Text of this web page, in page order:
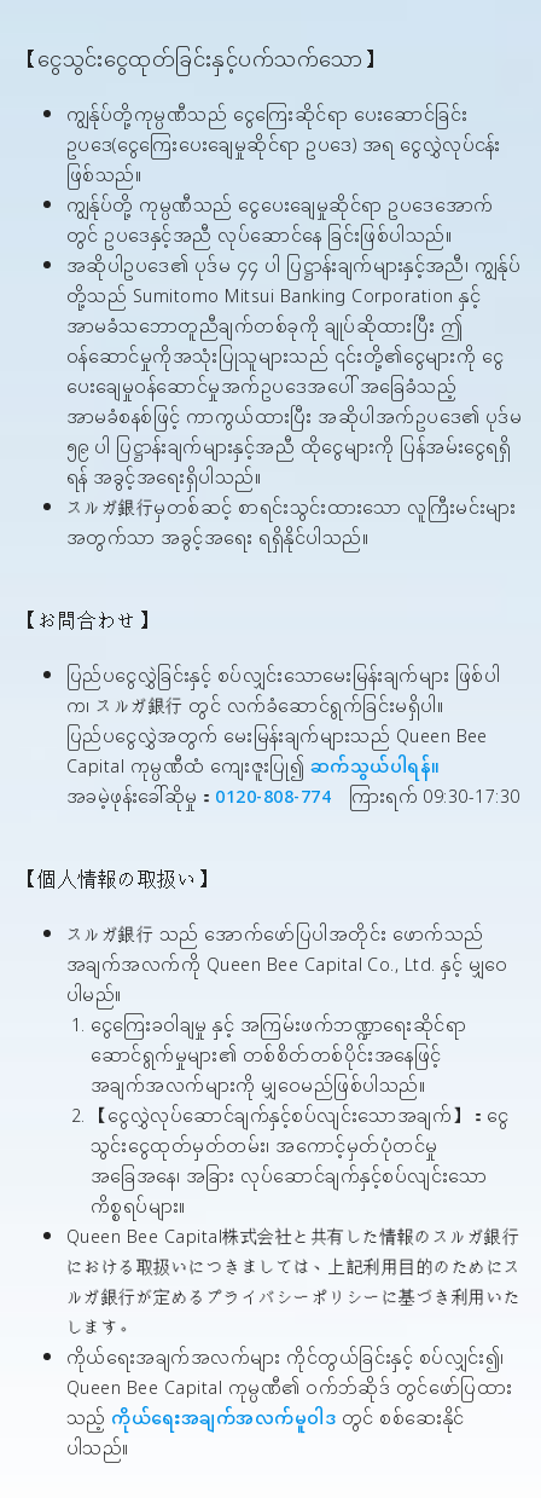
【ငွေသွင်းငွေထုတ်ခြင်းနှင့်ပက်သက်သော】
ကျွန်ုပ်တို့ကုမ္ပဏီသည် ငွေကြေးဆိုင်ရာ ပေးဆောင်ခြင်း
ဥပဒေ(ငွေကြေးပေးချေမှုဆိုင်ရာ ဥပဒေ) အရ ငွေလွှဲလုပ်ငန်း
ဖြစ်သည်။
ကျွန်ုပ်တို့ ကုမ္ပဏီသည် ငွေပေးချေမှုဆိုင်ရာ ဥပဒေအောက်
တွင် ဥပဒေနှင့်အညီ လုပ်ဆောင်နေ ခြင်းဖြစ်ပါသည်။
အဆိုပါဥပဒေ၏ ပုဒ်မ ၄၄ ပါ ပြဋ္ဌာန်းချက်များနှင့်အညီ၊ ကျွန်ုပ်
တို့သည် Sumitomo Mitsui Banking Corporation နှင့်
အာမခံသဘောတူညီချက်တစ်ခုကို ချုပ်ဆိုထားပြီး ဤ
ဝန်ဆောင်မှုကိုအသုံးပြုသူများသည် ၎င်းတို့၏ငွေများကို ငွေ
ပေးချေမှုဝန်ဆောင်မှုအက်ဥပဒေအပေါ် အခြေခံသည့်
အာမခံစနစ်ဖြင့် ကာကွယ်ထားပြီး အဆိုပါအက်ဥပဒေ၏ ပုဒ်မ
၅၉ ပါ ပြဋ္ဌာန်းချက်များနှင့်အညီ ထိုငွေများကို ပြန်အမ်းငွေရရှိ
ရန် အခွင့်အရေးရှိပါသည်။
スルガ銀行မှတစ်ဆင့် စာရင်းသွင်းထားသော လူကြီးမင်းများ
အတွက်သာ အခွင့်အရေး ရရှိနိုင်ပါသည်။
【お問合わせ】
ပြည်ပငွေလွှဲခြင်းနှင့် စပ်လျှင်းသောမေးမြန်းချက်များ ဖြစ်ပါ
က၊ スルガ銀行 တွင် လက်ခံဆောင်ရွက်ခြင်းမရှိပါ။
ပြည်ပငွေလွှဲအတွက် မေးမြန်းချက်များသည် Queen Bee
Capital ကုမ္ပဏီထံ ကျေးဇူးပြု၍ဆက်သွယ်ပါရန်။
အခမဲ့ဖုန်းခေါ်ဆိုမှု：0120-808-774 ကြားရက် 09:30-17:30
【個人情報の取扱い】
スルガ銀行 သည် အောက်ဖော်ပြပါအတိုင်း ဖောက်သည်
အချက်အလက်ကို Queen Bee Capital Co., Ltd. နှင့် မျှဝေ
ပါမည်။
ငွေကြေးခဝါချမှု နှင့် အကြမ်းဖက်ဘဏ္ဍာရေးဆိုင်ရာ
ဆောင်ရွက်မှုများ၏ တစ်စိတ်တစ်ပိုင်းအနေဖြင့်
အချက်အလက်များကို မျှဝေမည်ဖြစ်ပါသည်။
【ငွေလွှဲလုပ်ဆောင်ချက်နှင့်စပ်လျင်းသောအချက်】：ငွေ
သွင်းငွေထုတ်မှတ်တမ်း၊ အကောင့်မှတ်ပုံတင်မှု
အခြေအနေ၊ အခြား လုပ်ဆောင်ချက်နှင့်စပ်လျင်းသော
ကိစ္စရပ်များ။
Queen Bee Capital株式会社と共有した情報のスルガ銀行
における取扱いにつきましては、上記利用目的のためにス
ルガ銀行が定めるプライバシーポリシーに基づき利用いた
します。
ကိုယ်ရေးအချက်အလက်များ ကိုင်တွယ်ခြင်းနှင့် စပ်လျှင်း၍၊
Queen Bee Capital ကုမ္ပဏီ၏ ၀က်ဘ်ဆိုဒ် တွင်ဖော်ပြထား
သည့် ကိုယ်ရေးအချက်အလက်မူဝါဒတွင် စစ်ဆေးနိုင်
ပါသည်။